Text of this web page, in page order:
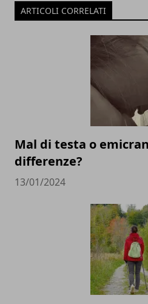
ARTICOLI CORRELATI
Mal di testa o
differenze?
13/01/2024